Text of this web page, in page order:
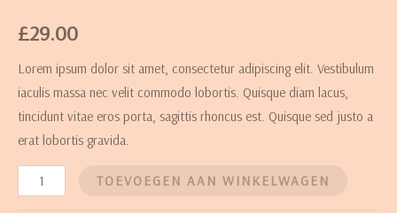
£29.00
Lorem ipsum dolor sit amet, consectetur adipiscing elit. Vestibulum
iaculis massa nec velit commodo lobortis. Quisque diam lacus,
tincidunt vitae eros porta, sagittis rhoncus est. Quisque sed justo a
erat lobortis gravida.
TOEVOEGEN AAN WINKELWAGEN